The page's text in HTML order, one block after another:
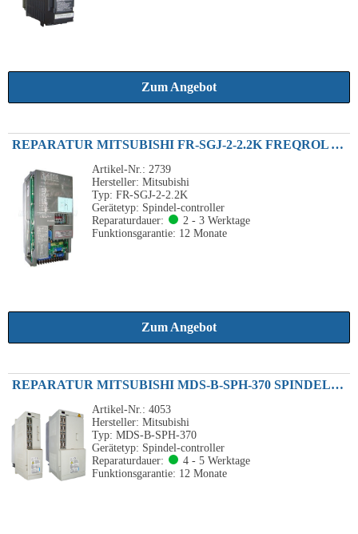
Zum Angebot
REPARATUR MITSUBISHI FR-SGJ-2-2.2K FREQROL AC-SPINDLE-CONTROLLER 2.2KW 230VAC
Artikel-Nr.: 2739
Hersteller: Mitsubishi
Typ: FR-SGJ-2-2.2K
Gerätetyp: Spindel-controller
Reparaturdauer:
2 - 3 Werktage
Funktionsgarantie: 12 Monate
Zum Angebot
REPARATUR MITSUBISHI MDS-B-SPH-370 SPINDEL-CONTROLLER 37KW 200V
Artikel-Nr.: 4053
Hersteller: Mitsubishi
Typ: MDS-B-SPH-370
Gerätetyp: Spindel-controller
Reparaturdauer:
4 - 5 Werktage
Funktionsgarantie: 12 Monate